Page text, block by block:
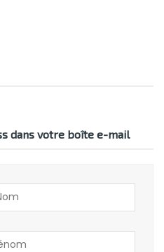
dans votre boîte e-mail